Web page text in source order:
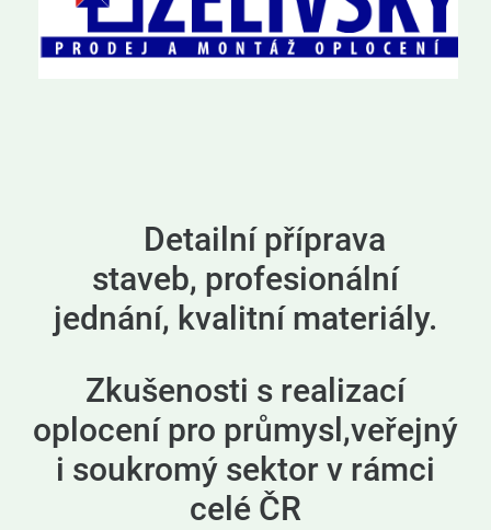
Detailní příprava
staveb, profesionální
jednání, kvalitní materiály.
Zkušenosti s realizací
oplocení pro průmysl,veřejný
i soukromý sektor v rámci
celé ČR